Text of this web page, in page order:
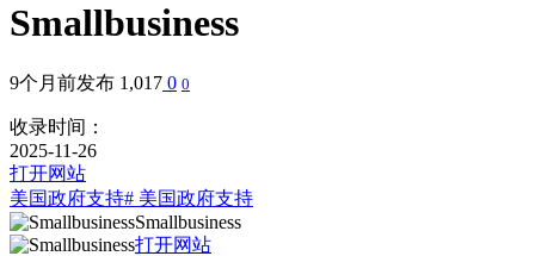
Smallbusiness
9个月前发布 1,017 0 0
收录时间：
2025-11-26
打开网站
美国政府支持# 美国政府支持
Smallbusiness
打开网站